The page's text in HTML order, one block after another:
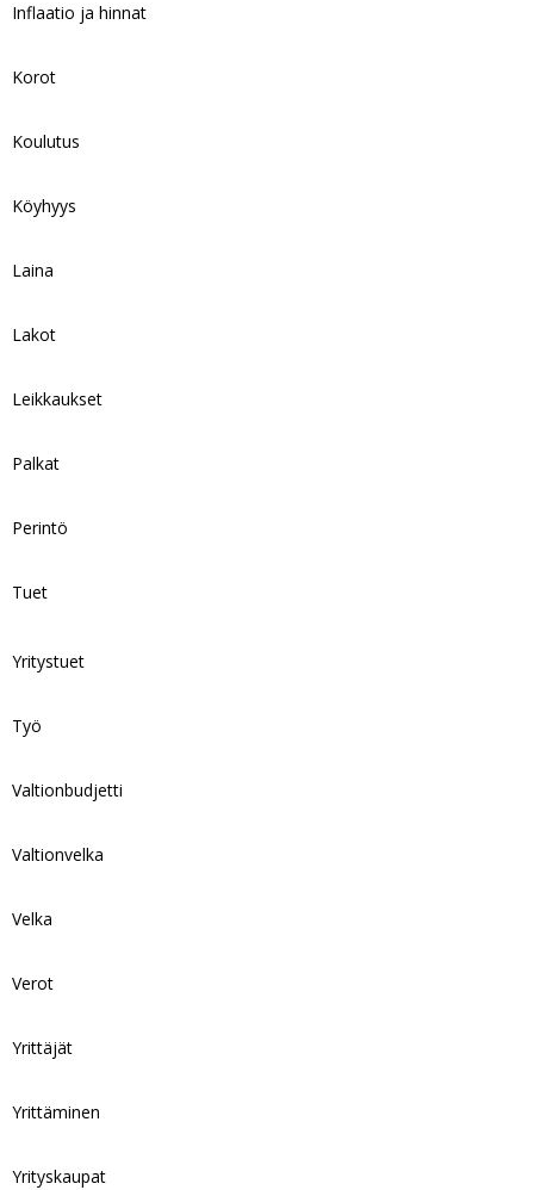
Inflaatio ja hinnat
Korot
Koulutus
Köyhyys
Laina
Lakot
Leikkaukset
Palkat
Perintö
Tuet
Yritystuet
Työ
Valtionbudjetti
Valtionvelka
Velka
Verot
Yrittäjät
Yrittäminen
Yrityskaupat